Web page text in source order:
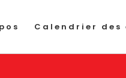
Calendrier des